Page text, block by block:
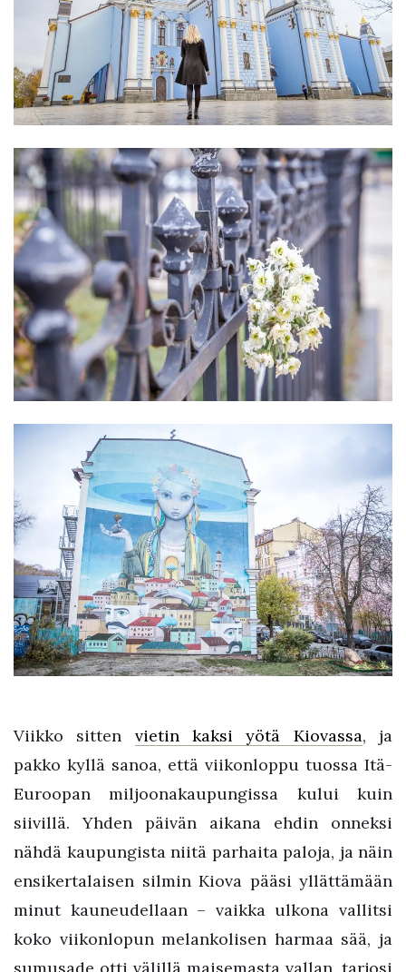
Viikko sitten vietin kaksi yötä Kiovassa, ja
pakko kyllä sanoa, että viikonloppu tuossa Itä-
Euroopan miljoonakaupungissa kului kuin
siivillä. Yhden päivän aikana ehdin onneksi
nähdä kaupungista niitä parhaita paloja, ja näin
ensikertalaisen silmin Kiova pääsi yllättämään
minut kauneudellaan – vaikka ulkona vallitsi
koko viikonlopun melankolisen harmaa sää, ja
sumusade otti välillä maisemasta vallan, tarjosi